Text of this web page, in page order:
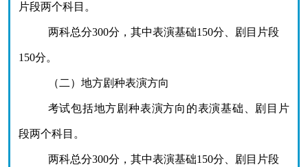
片段两个科目。
两科总分300分，其中表演基础150分、剧目片段
150分。
（二）地方剧种表演方向
考试包括地方剧种表演方向的表演基础、剧目片
段两个科目。
两科总分300分，其中表演基础150分、剧目片段